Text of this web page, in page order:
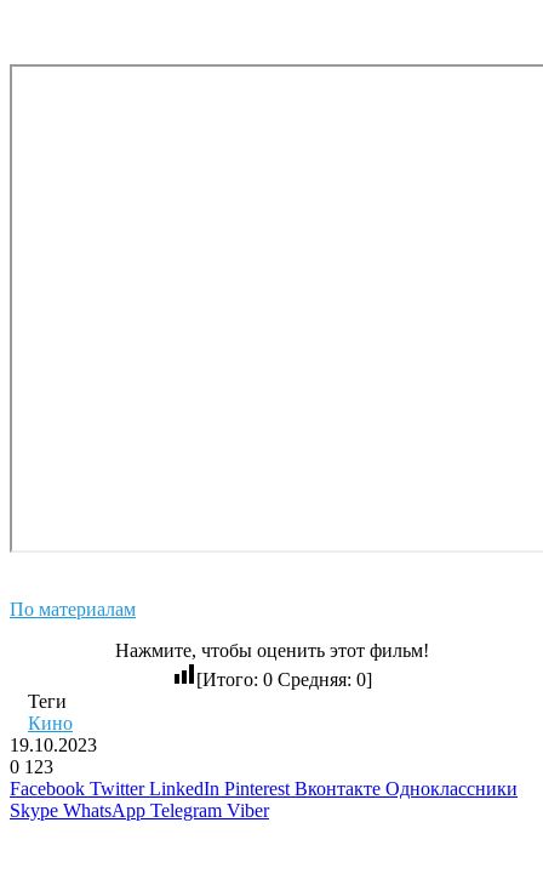
По материалам
Нажмите, чтобы оценить этот фильм!
[Итого: 0Средняя: 0]
Теги
Кино
19.10.2023
0 123
Facebook Twitter LinkedIn Pinterest Вконтакте Одноклассники
Skype WhatsApp Telegram Viber